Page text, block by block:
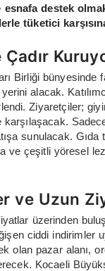
destek
tüketici
Birliği
alacak.
Ziyaretçiler;
sunulacak.
ve çeşitli yöresel
ve Uzun
üzerinden
ciddi indirimler
olan pazar alanı,
Kocaeli